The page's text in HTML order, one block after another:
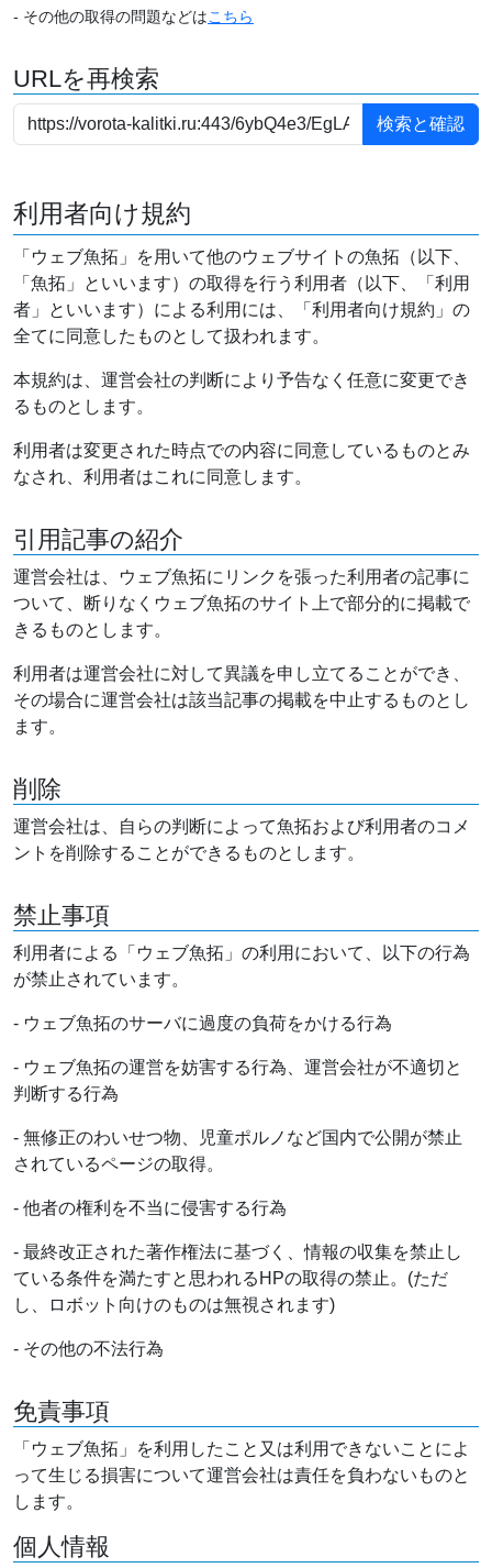
- その他の取得の問題などはこちら
URLを再検索
利用者向け規約
「ウェブ魚拓」を用いて他のウェブサイトの魚拓（以下、
「魚拓」といいます）の取得を行う利用者（以下、「利用
者」といいます）による利用には、「利用者向け規約」の
全てに同意したものとして扱われます。
本規約は、運営会社の判断により予告なく任意に変更でき
るものとします。
利用者は変更された時点での内容に同意しているものとみ
なされ、利用者はこれに同意します。
引用記事の紹介
運営会社は、ウェブ魚拓にリンクを張った利用者の記事に
ついて、断りなくウェブ魚拓のサイト上で部分的に掲載で
きるものとします。
利用者は運営会社に対して異議を申し立てることができ、
その場合に運営会社は該当記事の掲載を中止するものとし
ます。
削除
運営会社は、自らの判断によって魚拓および利用者のコメ
ントを削除することができるものとします。
禁止事項
利用者による「ウェブ魚拓」の利用において、以下の行為
が禁止されています。
- ウェブ魚拓のサーバに過度の負荷をかける行為
- ウェブ魚拓の運営を妨害する行為、運営会社が不適切と
判断する行為
- 無修正のわいせつ物、児童ポルノなど国内で公開が禁止
されているページの取得。
- 他者の権利を不当に侵害する行為
- 最終改正された著作権法に基づく、情報の収集を禁止し
ている条件を満たすと思われるHPの取得の禁止。(ただ
し、ロボット向けのものは無視されます)
- その他の不法行為
免責事項
「ウェブ魚拓」を利用したこと又は利用できないことによ
って生じる損害について運営会社は責任を負わないものと
します。
個人情報